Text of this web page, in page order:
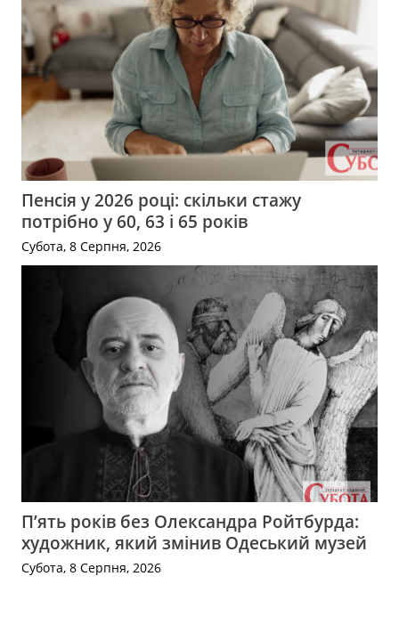
Пенсія у 2026 році: скільки стажу
потрібно у 60, 63 і 65 років
Субота, 8 Серпня, 2026
П’ять років без Олександра Ройтбурда:
художник, який змінив Одеський музей
Субота, 8 Серпня, 2026